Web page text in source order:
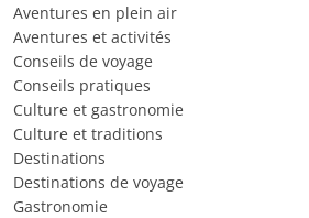
Aventures en plein air
Aventures et activités
Conseils de voyage
Conseils pratiques
Culture et gastronomie
Culture et traditions
Destinations
Destinations de voyage
Gastronomie